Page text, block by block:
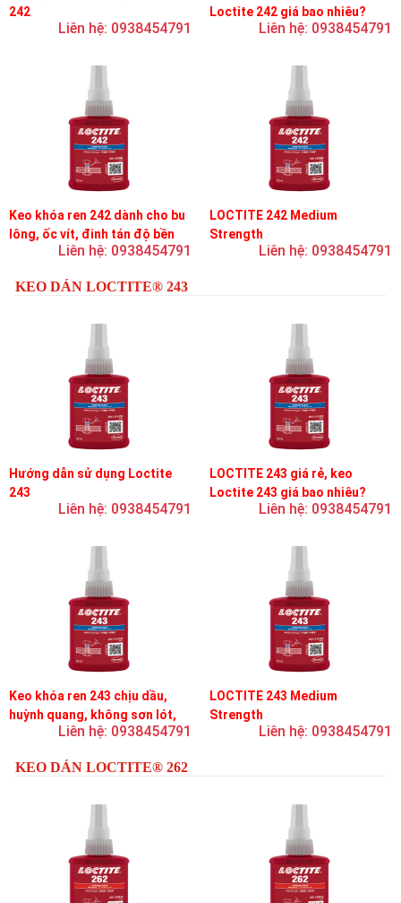
242
Liên hệ: 0938454791
Loctite 242 giá bao nhiêu?
Liên hệ: 0938454791
Keo khóa ren 242 dành cho bu
lông, ốc vít, đinh tán độ bền
trung bình, độ nhớt trung bình
Liên hệ: 0938454791
LOCTITE 242 Medium
Strength
Liên hệ: 0938454791
KEO DÁN LOCTITE® 243
Hướng dẫn sử dụng Loctite
243
Liên hệ: 0938454791
LOCTITE 243 giá rẻ, keo
Loctite 243 giá bao nhiêu?
Liên hệ: 0938454791
Keo khóa ren 243 chịu dầu,
huỳnh quang, không sơn lót,
dễ tháo rời, độ bền trung bình
Liên hệ: 0938454791
LOCTITE 243 Medium
Strength
Liên hệ: 0938454791
KEO DÁN LOCTITE® 262